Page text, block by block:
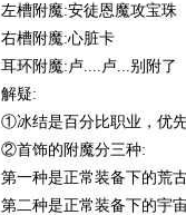
左槽附魔:安徒恩魔攻宝珠
右槽附魔:心脏卡
耳环附魔:卢....卢...别附了
解疑:
①冰结是百分比职业，优
②首饰的附魔分三种:
第一种是正常装备下的荒
第二种是正常装备下的宇